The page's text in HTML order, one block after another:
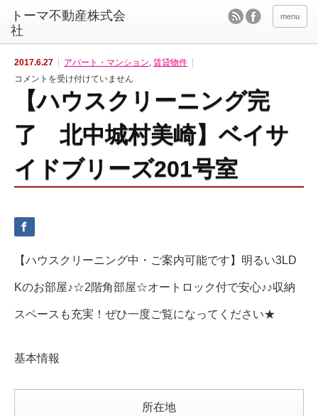
menu
2017.6.27 アパート・マンション, 賃貸物件
【ハ
ー
ン
了
中
美
崎】
ベ
サ
イ
ブ
リ
ズ
2
室
は
コメントを受け付けていません
【ハウスクリーニング完
了 北中城村美崎】ベイサ
イドブリーズ201号室
【ハウスクリーニング中・ご案内可能です】明るい3LD
Kのお部屋♪☆2階角部屋☆オートロック付で安心♪♪収納
スペースも充実！ぜひ一度ご覧になってください★
基本情報
所在地